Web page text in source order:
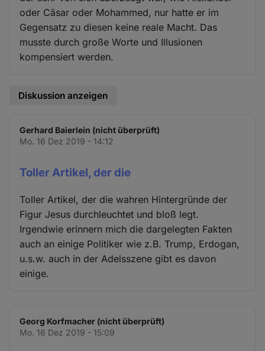
oder Cäsar oder Mohammed, nur hatte er im
Gegensatz zu diesen keine reale Macht. Das
musste durch große Worte und Illusionen
kompensiert werden.
Diskussion anzeigen
Gerhard Baierlein (nicht überprüft)
Mo. 16 Dez 2019 - 14:12
Toller Artikel, der die
Toller Artikel, der die wahren Hintergründe der
Figur Jesus durchleuchtet und bloß legt.
Irgendwie erinnern mich die dargelegten Fakten
auch an einige Politiker wie z.B. Trump, Erdogan,
u.s.w. auch in der Adelsszene gibt es davon
einige.
Georg Korfmacher (nicht überprüft)
Mo. 16 Dez 2019 - 15:09